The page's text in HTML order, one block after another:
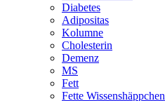
Diabetes
Adipositas
Kolumne
Cholesterin
Demenz
MS
Fett
Fette Wissenshäppchen